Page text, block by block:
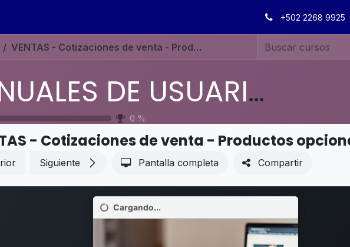
+502 2268 9925
VENTAS - Cotizaciones de venta - Productos opcionales
MANUALES DE USUARIO EN ESPAÑOL ODOO 19
0 %
- Cotizaciones de venta - Productos
Siguiente Pantalla completa Compartir